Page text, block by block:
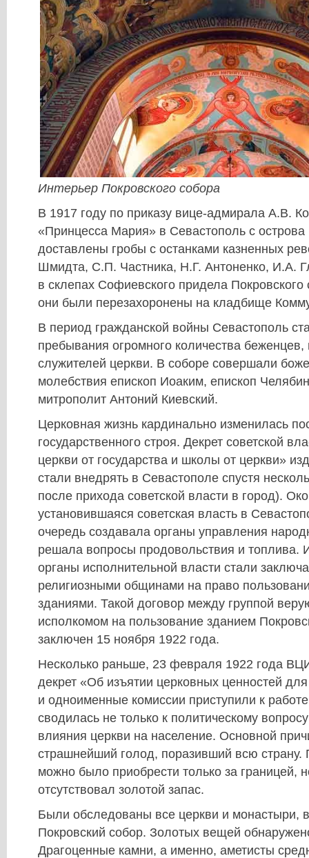
Интерьер Покровского собора
В 1917 году по приказу вице-адмирала А.В.
«Принцесса Мария» в Севастополь с
доставлены гробы с останками казненных
Шмидта, С.П. Частника, Н.Г. Антоненко, И.А.
в склепах Софиевского придела Покровского
они были перезахоронены на кладбище
В период гражданской войны Севастополь
пребывания огромного количества беженцев,
служителей церкви. В соборе совершали
молебствия епископ Иоаким, епископ
митрополит Антоний Киевский.
Церковная жизнь кардинально изменилась
государственного строя. Декрет советской
церкви от государства и школы от церкви»
стали внедрять в Севастополе спустя
после прихода советской власти в город).
установившаяся советская власть в
очередь создавала органы управления
решала вопросы продовольствия и топлива.
органы исполнительной власти стали
религиозными общинами на право
зданиями. Такой договор между группой
исполкомом на пользование зданием
заключен 15 ноября 1922 года.
Несколько раньше, 23 февраля 1922 года
декрет «Об изъятии церковных ценностей
и одноименные комиссии приступили к
сводилась не только к политическому
влияния церкви на население. Основной
страшнейший голод, поразивший всю страну.
можно было приобрести только за границей,
отсутствовал золотой запас.
Были обследованы все церкви и монастыри,
Покровский собор. Золотых вещей
Драгоценные камни, а именно, аметисты